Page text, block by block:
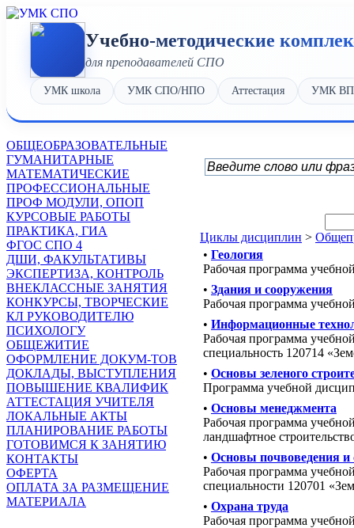
Учебно-методические
для преподавателей СПО
УМК школа УМК СПО/НПО Аттестация УМК
OБЩЕОБРАЗОВАТЕЛЬНЫЕ
ГУМАНИТАРНЫЕ
МАТЕМАТИЧЕСКИЕ
ПРОФЕССИОНАЛЬНЫЕ
ПРОФ МОДУЛИ, ОПОП
КУРСОВЫЕ РАБОТЫ
ПРАКТИКА, ГИА
ФГОС СПО 4
ДШИ, ФАКУЛЬТАТИВЫ
ЭКСПЕРТИЗА, КОНТРОЛЬ
ВНЕКЛАССНЫЕ ЗАНЯТИЯ
КОНКУРСЫ, ТВОРЧЕСКИЕ
КЛ РУКОВОДИТЕЛЮ
ПСИХОЛОГУ
ОБЩЕЖИТИЕ
ОФОРМЛЕНИЕ ДОКУМ-ТОВ
ДОКЛАДЫ, ВЫСТУПЛЕНИЯ
ПОВЫШЕНИЕ КВАЛИФИК
АТТЕСТАЦИЯ УЧИТЕЛЯ
ЛОКАЛЬНЫЕ АКТЫ
ПЛАНИРОВАНИЕ РАБОТЫ
ГОТОВИМСЯ К ЗАНЯТИЮ
КОНТАКТЫ
ОФЕРТА
ОПЛАТА ЗА РАЗМЕЩЕНИЕ
МАТЕРИАЛА
Циклы дисциплин >
• Геология
Рабочая программа
• Здания и сооружения
Рабочая программа
• Информационные
Рабочая программа
специальность 120714
• Основы зеленого
Программа учебной
• Основы менеджмента
Рабочая программа
ландшафтное
• Основы почвоведения и
Рабочая программа
специальности 120701
• Охрана труда
Рабочая программа